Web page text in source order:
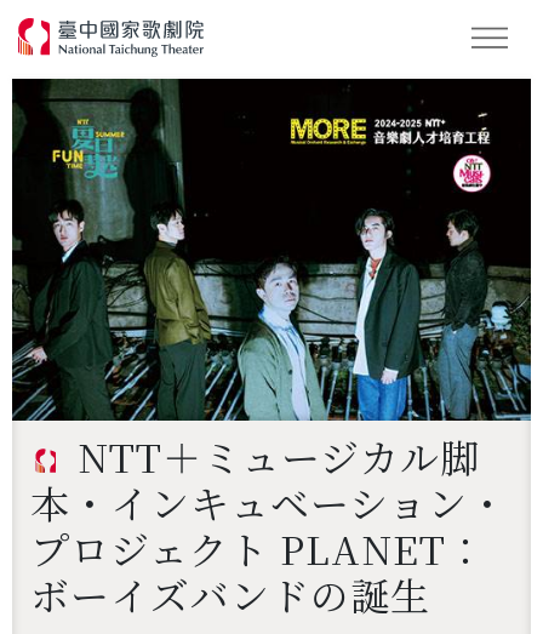
NTT＋ミュージカル脚
本・インキュベーション・
プロジェクト PLANET：
ボーイズバンドの誕生
キーワード検索